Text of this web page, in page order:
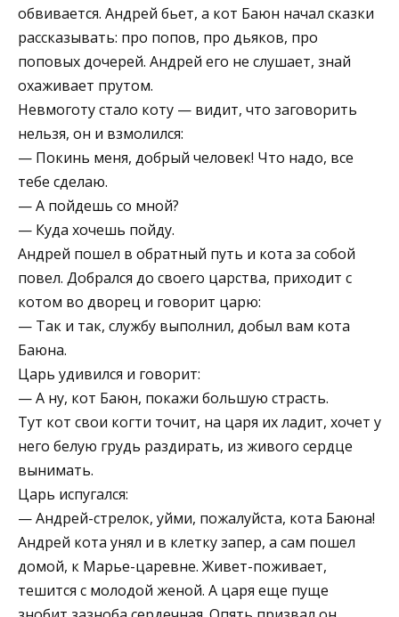
обвивается. Андрей бьет, а кот Баюн начал сказки
рассказывать: про попов, про дьяков, про
поповых дочерей. Андрей его не слушает, знай
охаживает прутом.
Невмоготу стало коту — видит, что заговорить
нельзя, он и взмолился:
— Покинь меня, добрый человек! Что надо, все
тебе сделаю.
— А пойдешь со мной?
— Куда хочешь пойду.
Андрей пошел в обратный путь и кота за собой
повел. Добрался до своего царства, приходит с
котом во дворец и говорит царю:
— Так и так, службу выполнил, добыл вам кота
Баюна.
Царь удивился и говорит:
— А ну, кот Баюн, покажи большую страсть.
Тут кот свои когти точит, на царя их ладит, хочет у
него белую грудь раздирать, из живого сердце
вынимать.
Царь испугался:
— Андрей-стрелок, уйми, пожалуйста, кота Баюна!
Андрей кота унял и в клетку запер, а сам пошел
домой, к Марье-царевне. Живет-поживает,
тешится с молодой женой. А царя еще пуще